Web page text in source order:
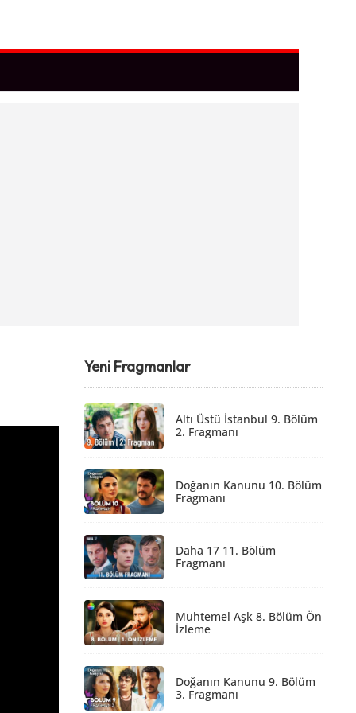
Yeni Fragmanlar
Altı Üstü İstanbul 9. Bölüm
2. Fragmanı
Doğanın Kanunu 10. Bölüm
Fragmanı
Daha 17 11. Bölüm
Fragmanı
Muhtemel Aşk 8. Bölüm Ön
İzleme
Doğanın Kanunu 9. Bölüm
3. Fragmanı